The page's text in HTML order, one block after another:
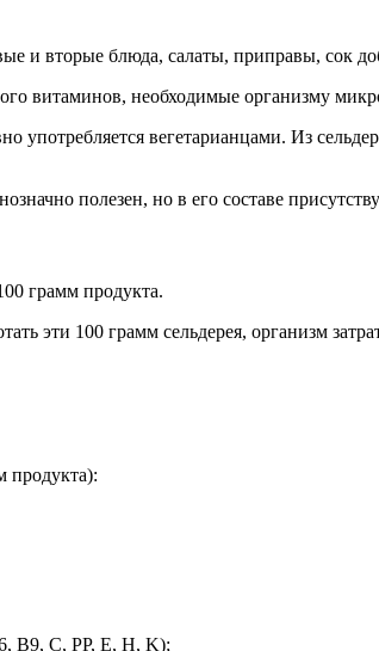
и вторые блюда, салаты, приправы, сок
витаминов, необходимые организму
употребляется вегетарианцами. Из
полезен, но в его составе
грамм продукта.
эти 100 грамм сельдерея, организм
продукта):
B9, C, PP, E, H, K);